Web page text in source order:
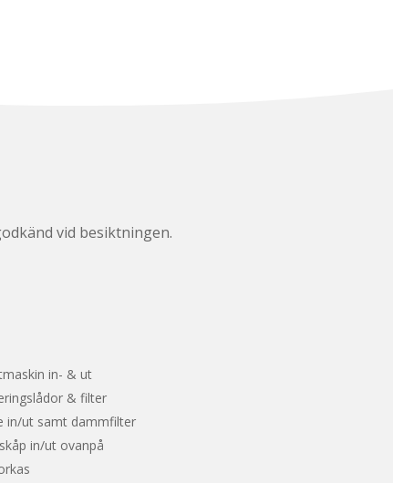
vid besiktningen.
in- & ut
& filter
in/ut samt dammfilter
in/ut ovanpå